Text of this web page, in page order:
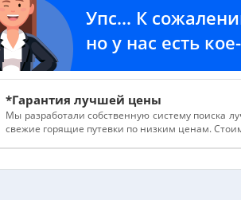
Дата начала
Hotel 2* - от
Hotel 4* - 628
- Обзорная
- Вечерняя
Упс... К
но у нас есть
*Гарантия лучшей цены
Мы разработали собственную систему поиска
свежие горящие путевки по низким ценам.